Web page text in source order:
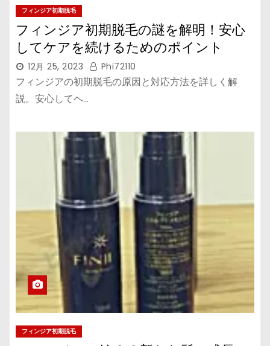
フィンジア初期脱毛
フィンジア初期脱毛の謎を解明！安心
してケアを続けるためのポイント
12月 25, 2023 Phi72110
フィンジアの初期脱毛の原因と対応方法を詳しく解
説。安心してヘ…
フィンジア初期脱毛